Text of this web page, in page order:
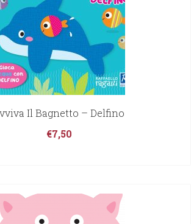
Il Bagnetto – Delfino
€7,50